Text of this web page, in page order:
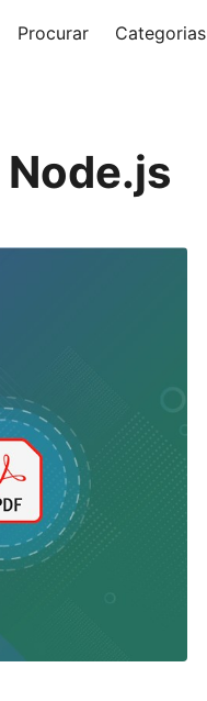
Procurar Categorias
Node.js